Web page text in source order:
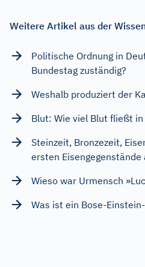
Weitere Artikel aus der
Politische Ordnung in
Bundestag zuständig?
Weshalb produziert der
Blut: Wie viel Blut fließt
Steinzeit, Bronzezeit,
ersten Eisengegenstände
Wieso war Urmensch
Was ist ein Bose-